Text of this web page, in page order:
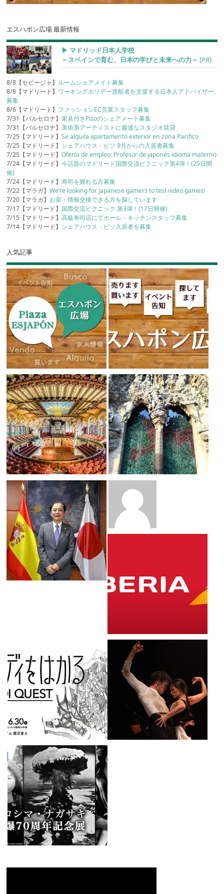
エスハポン広場 最新情報
▶︎ マドリッド日本人学校
～スペインで育む、日本の学びと未来への力～ [PR]
8/8【セビージャ】 ルームシェアメイト募集
8/8【マドリード】 ワーキングホリデー渡航者を支援する日本人アドバイザー
募集
8/6【マドリード】 ファッションEC営業スタッフ募集
7/31【バルセロナ】家具付きPisoのシェアメート募集
7/31【バルセロナ】美術系アーティストに最適なスタジオ賃貸
7/25【マドリード】Se alquila apartamento exterior en zona Pacifico
7/25【マドリード】 シェアハウス・ピソ 9月からの入居者募集
7/25【マドリード】Oferta de empleo: Profesor de japonés idioma materno
7/24【マドリード】今話題のマドリード国際交流ピクニック第4弾！(25日開
催)
7/24【マドリード】寿司を握れる方募集
7/22【マラガ】We’re looking for Japanese gamers to test video games!
7/20【マラガ】 お茶・情報交換できる方を探しています
7/17【マドリード】 国際交流ピクニック 第3弾！(17日開催)
7/15【マドリード】高級寿司店にてホール・キッチンスタッフ募集
7/14【マドリード】 シェアハウス・ピソ入居者を募集
人気記事